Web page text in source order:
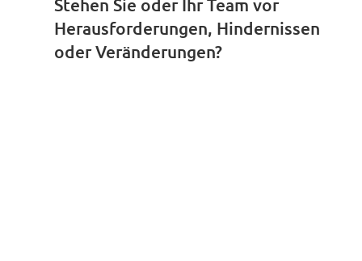
Stehen Sie oder Ihr Team vor
Herausforderungen, Hindernissen
oder Veränderungen?